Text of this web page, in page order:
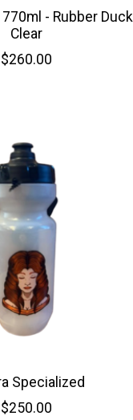
- Rubber Duck
Clear
$260.00
Specialized
$250.00